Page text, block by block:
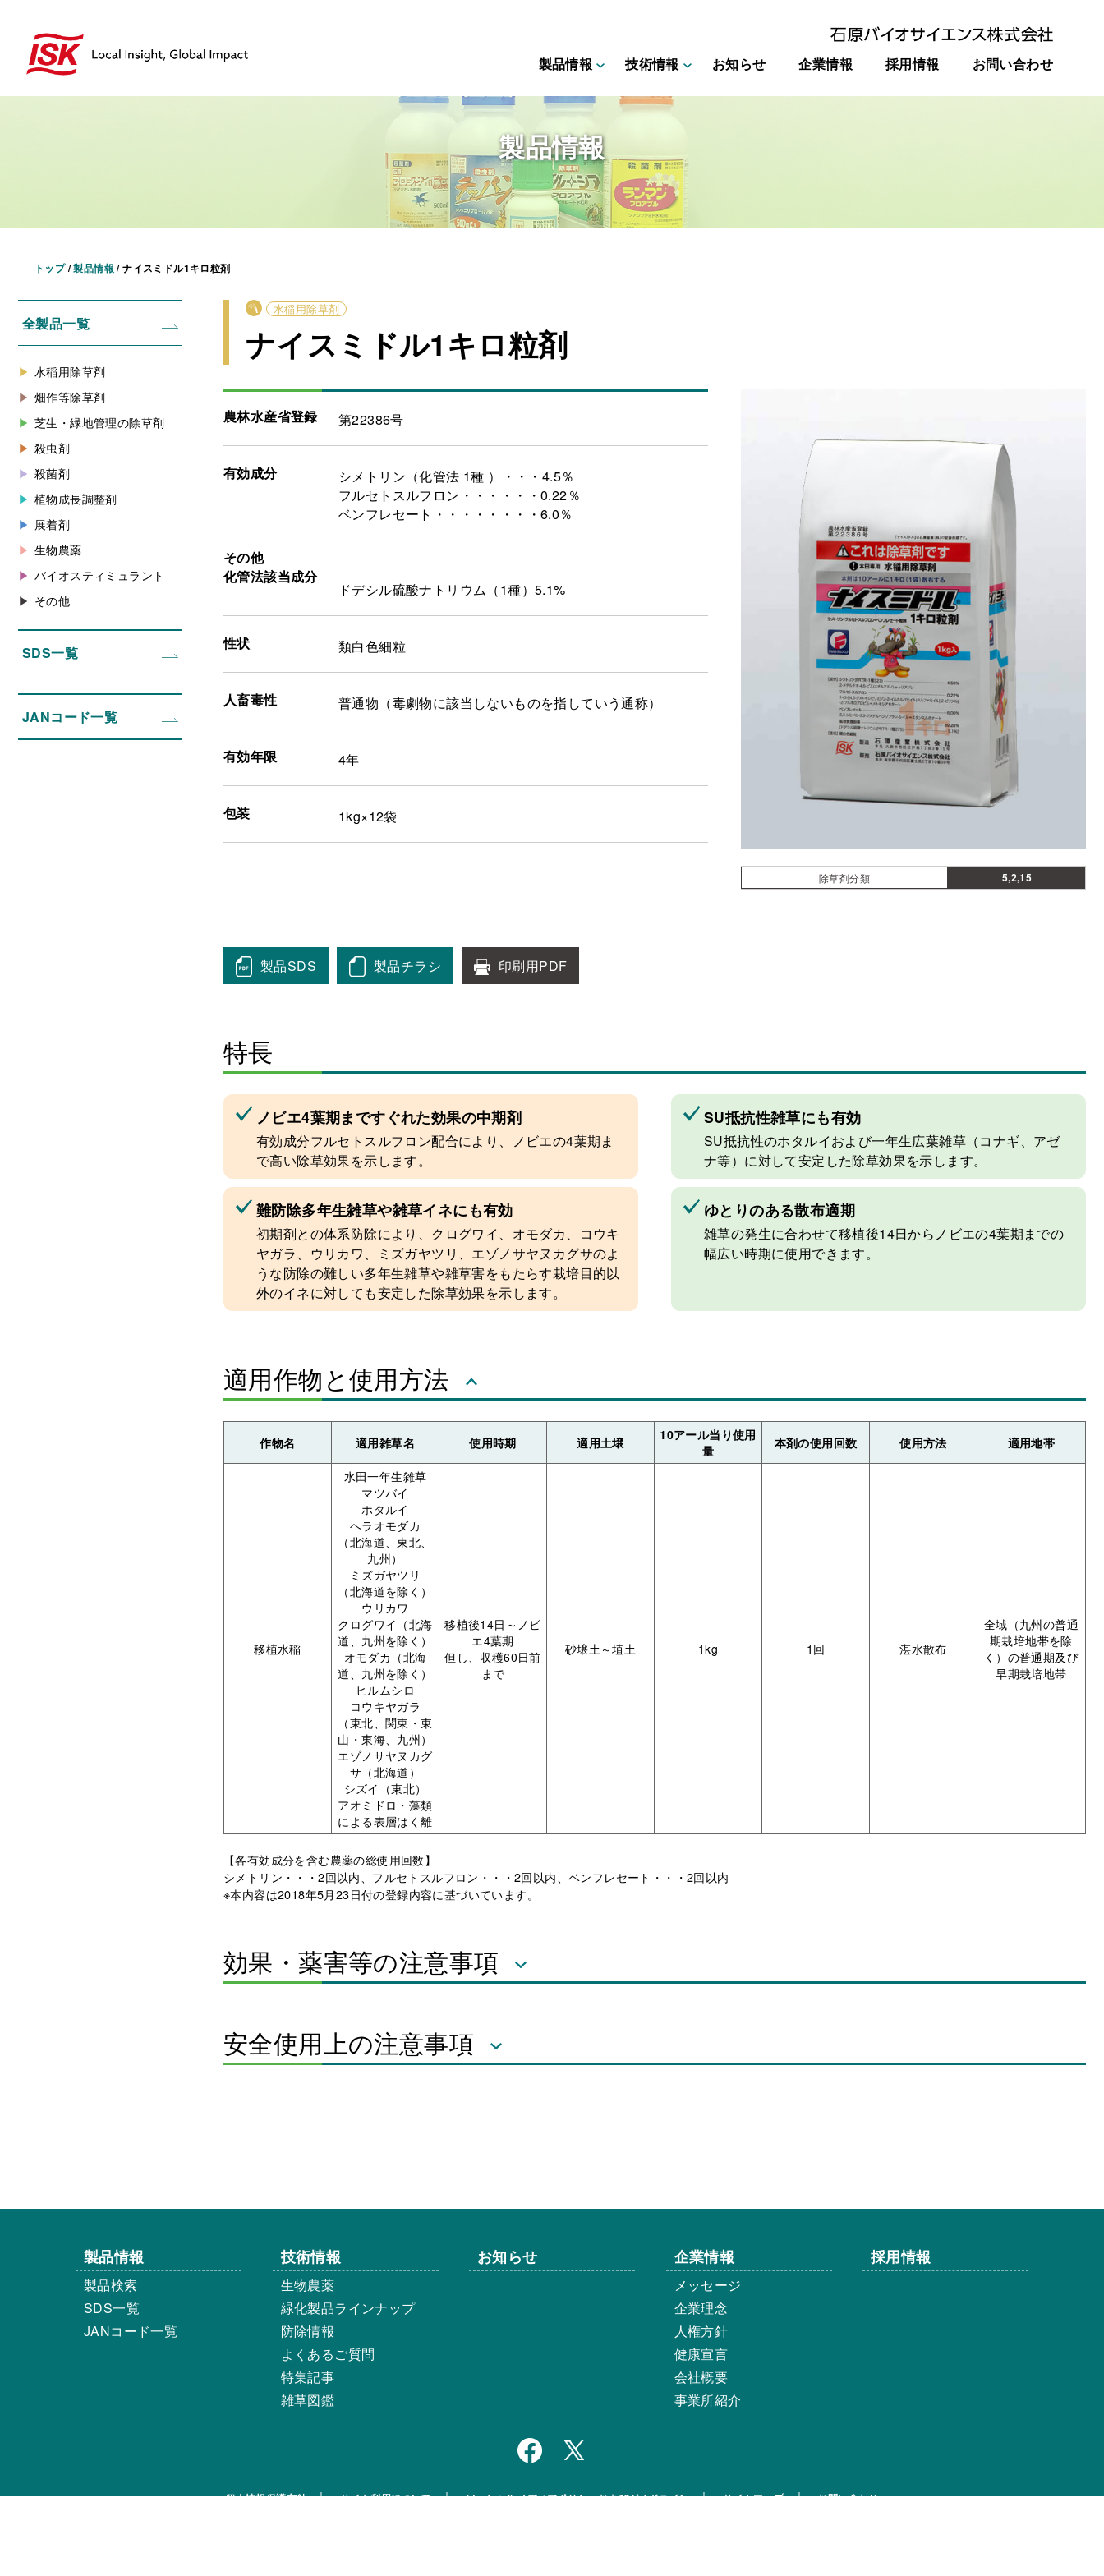
製品情報 技術情報 お知らせ 企業情報 採用情報 お問い合わせ
製品情報
トップ/製品情報 /ナイスミドル1キロ粒剤
水稲用除草剤
ナイスミドル1キロ粒剤
除草剤分類 5,2,15
農林水産省登録 第22386号
有効成分
シメトリン（化管法 1種 ）・・・4.5％
フルセトスルフロン・・・・・・0.22％
ベンフレセート・・・・・・・・6.0％
その他
化管法該当成分
ドデシル硫酸ナトリウム（1種）5.1%
性状 類白色細粒
人畜毒性 普通物（毒劇物に該当しないものを指していう通称）
有効年限 4年
包装 1kg×12袋
製品SDS 製品チラシ 印刷用PDF
特長
ノビエ4葉期まですぐれた効果の中期剤
有効成分フルセトスルフロン配合により、ノビエの4葉期ま
で高い除草効果を示します。
SU抵抗性雑草にも有効
SU抵抗性のホタルイおよび一年生広葉雑草（コナギ、アゼ
ナ等）に対して安定した除草効果を示します。
難防除多年生雑草や雑草イネにも有効
初期剤との体系防除により、クログワイ、オモダカ、コウキ
ヤガラ、ウリカワ、ミズガヤツリ、エゾノサヤヌカグサのよ
うな防除の難しい多年生雑草や雑草害をもたらす栽培目的以
外のイネに対しても安定した除草効果を示します。
ゆとりのある散布適期
雑草の発生に合わせて移植後14日からノビエの4葉期までの
幅広い時期に使用できます。
適用作物と使用方法
作物名 適用雑草名 使用時期 適用土壌
10アール当り使用
量
本剤の使用回数 使用方法 適用地帯
移植水稲
水田一年生雑草
マツバイ
ホタルイ
ヘラオモダカ
（北海道、東北、
九州）
ミズガヤツリ
（北海道を除く）
ウリカワ
クログワイ（北海
道、九州を除く）
オモダカ（北海
道、九州を除く）
ヒルムシロ
コウキヤガラ
（東北、関東・東
山・東海、九州）
エゾノサヤヌカグ
サ（北海道）
シズイ（東北）
アオミドロ・藻類
による表層はく離
移植後14日～ノビ
エ4葉期
但し、収穫60日前
まで
砂壌土～埴土 1kg 1回 湛水散布
全域（九州の普通
期栽培地帯を除
く）の普通期及び
早期栽培地帯
【各有効成分を含む農薬の総使用回数】
シメトリン・・・2回以内、フルセトスルフロン・・・2回以内、ベンフレセート・・・2回以内
※本内容は2018年5月23日付の登録内容に基づいています。
効果・薬害等の注意事項
安全使用上の注意事項
全製品一覧
水稲用除草剤
畑作等除草剤
芝生・緑地管理の除草剤
殺虫剤
殺菌剤
植物成長調整剤
展着剤
生物農薬
バイオスティミュラント
その他
SDS一覧
JANコード一覧
製品情報
製品検索
SDS一覧
JANコード一覧
技術情報
生物農薬
緑化製品ラインナップ
防除情報
よくあるご質問
特集記事
雑草図鑑
お知らせ 企業情報
メッセージ
企業理念
人権方針
健康宣言
会社概要
事業所紹介
採用情報
個人情報保護方針 サイト利用について ソーシャルメディアポリシーおよびガイドライン サイトマップ お問い合わせ